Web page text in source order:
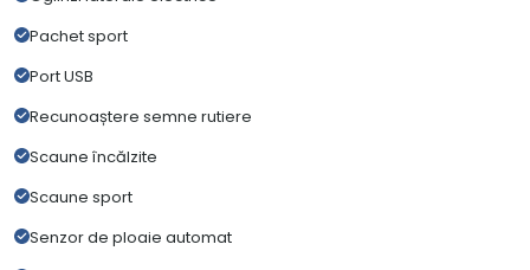
Pachet sport
Port USB
Recunoaștere semne rutiere
Scaune încălzite
Scaune sport
Senzor de ploaie automat